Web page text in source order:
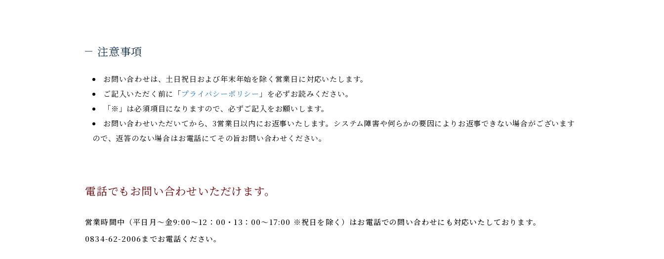
注意事項
お問い合わせは、土日祝日および年末年始を除く営業日に対応いたします。
ご記入いただく前に「プライバシーポリシー 」を必ずお読みください。
「※ 」は必須項目になりますので、必ずご記入をお願いします。
お問い合わせいただいてから、3営業日以内にお返事いたします。システム障害や何らかの要因によりお返事できない場合がございます
ので、返答のない場合はお電話にてその旨お問い合わせください。
電話でもお問い合わせいただけます。
営業時間中（平日月～金9:00～12：00・13：00～17:00 ※祝日を除く）はお電話での問い合わせにも対応いたしております。
0834-62-2006までお電話ください。